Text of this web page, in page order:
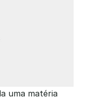
uma matéria